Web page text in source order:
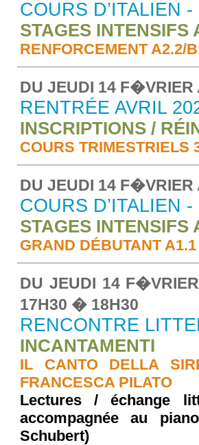
COURS D’ITALIEN
STAGES INTENSIFS
RENFORCEMENT A2.2/
DU JEUDI 14 F�VRIER
RENTRÉE AVRIL
INSCRIPTIONS /
COURS TRIMESTRIELS
DU JEUDI 14
COURS D’ITALIEN
STAGES INTENSIFS
GRAND DÉBUTANT
DU JEUDI 14
17H30 � 18H30
RENCONTRE
INCANTAMENTI
IL CANTO DELLA
FRANCESCA PILATO
Lectures / échange
accompagnée au
Schubert)